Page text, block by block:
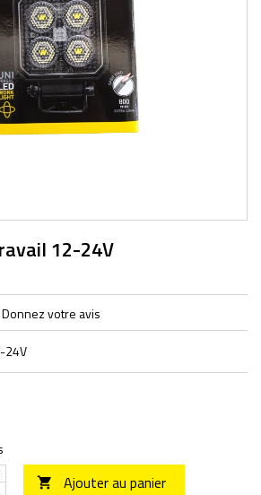
12-24V
Donnez votre avis
24V
 Ajouter au panier